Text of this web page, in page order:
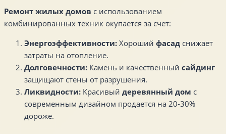
Ремонт жилых домов с использованием
комбинированных техник окупается за счет:
Энергоэффективности: Хороший фасад снижает
затраты на отопление.
Долговечности: Камень и качественный сайдинг
защищают стены от разрушения.
Ликвидности: Красивый деревянный дом с
современным дизайном продается на 20-30%
дороже.